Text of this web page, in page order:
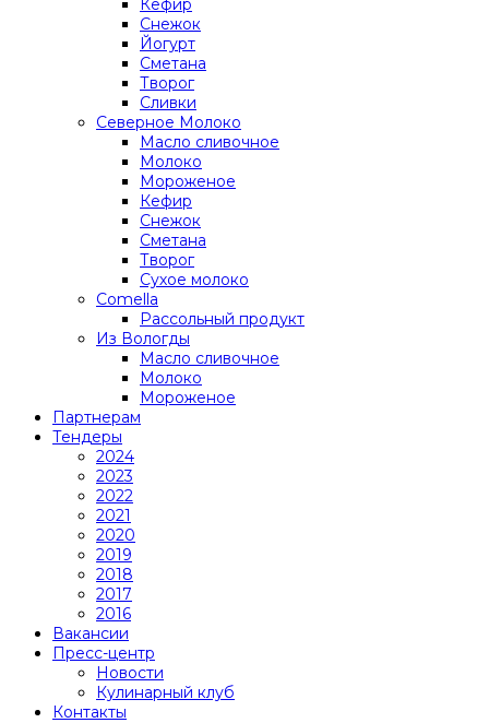
Кефир
Снежок
Йогурт
Сметана
Творог
Сливки
Северное Молоко
Масло сливочное
Молоко
Мороженое
Кефир
Снежок
Сметана
Творог
Сухое молоко
Comеlla
Рассольный продукт
Из Вологды
Масло сливочное
Молоко
Мороженое
Партнерам
Тендеры
2024
2023
2022
2021
2020
2019
2018
2017
2016
Вакансии
Пресс-центр
Новости
Кулинарный клуб
Контакты